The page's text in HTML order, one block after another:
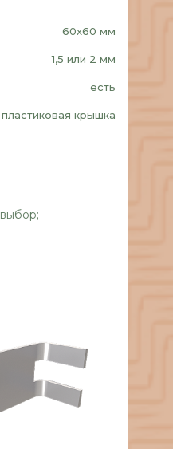
60х60 мм
1,5 или 2 мм
есть
пластиковая крышка